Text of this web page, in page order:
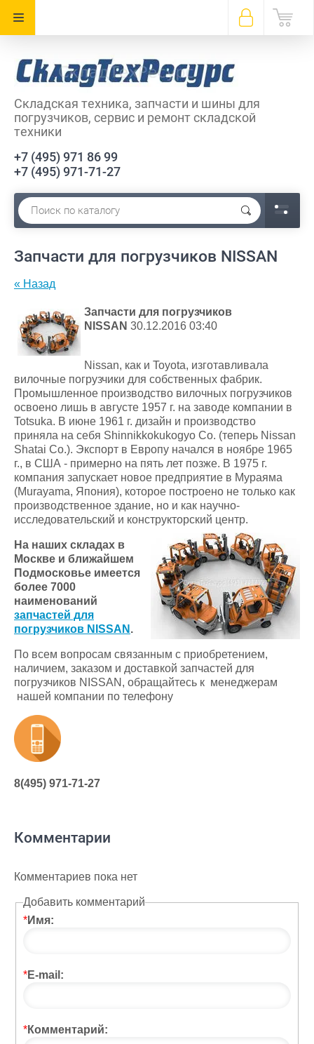
Складская техника, запчасти и шины для
погрузчиков, сервис и ремонт складской
техники
+7 (495) 971 86 99
+7 (495) 971-71-27
Запчасти для погрузчиков NISSAN
« Назад
Запчасти для погрузчиков
NISSAN 30.12.2016 03:40
Nissan, как и Toyota, изготавливала
вилочные погрузчики для собственных фабрик.
Промышленное производство вилочных погрузчиков
освоено лишь в августе 1957 г. на заводе компании в
Totsuka. В июне 1961 г. дизайн и производство
приняла на себя Shinnikkokukogyo Co. (теперь Nissan
Shatai Co.). Экспорт в Европу начался в ноябре 1965
г., в США - примерно на пять лет позже. В 1975 г.
компания запускает новое предприятие в Мураяма
(Murayama, Япония), которое построено не только как
производственное здание, но и как научно-
исследовательский и конструкторский центр.
На наших складах в
Москве и ближайшем
Подмосковье имеется
более 7000
наименований
запчастей для
погрузчиков NISSAN .
По всем вопросам связанным с приобретением,
наличием, заказом и доставкой запчастей для
погрузчиков NISSAN, обращайтесь к менеджерам
нашей компании по телефону
8(495) 971-71-27
Комментарии
Комментариев пока нет
Добавить комментарий
*Имя:
*E-mail:
*Комментарий: